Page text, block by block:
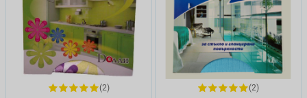
(2) (2)